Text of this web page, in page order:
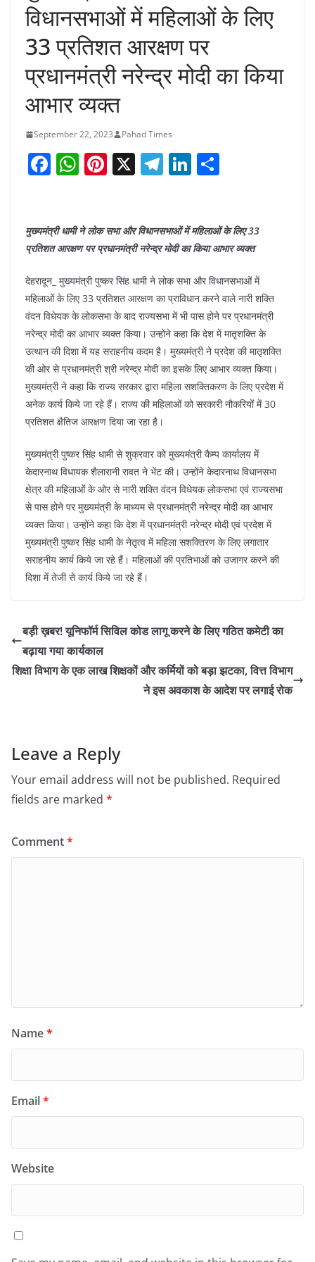
विधानसभाओं में महिलाओं के लिए
33 प्रतिशत आरक्षण पर
प्रधानमंत्री नरेन्द्र मोदी का किया
आभार व्यक्त
September 22, 2023 Pahad Times
F
e
b
o
o
k
W
s
A
p
p
Pi
e
st
X T
gr
a
m
Li
e
dI
n
e
मुख्यमंत्री धामी ने लोक सभा और विधानसभाओं में महिलाओं के लिए 33
प्रतिशत आरक्षण पर प्रधानमंत्री नरेन्द्र मोदी का किया आभार व्यक्त
देहरादून_ मुख्यमंत्री पुष्कर सिंह धामी ने लोक सभा और विधानसभाओं में
महिलाओं के लिए 33 प्रतिशत आरक्षण का प्राविधान करने वाले नारी शक्ति
वंदन विधेयक के लोकसभा के बाद राज्यसभा में भी पास होने पर प्रधानमंत्री
नरेन्द्र मोदी का आभार व्यक्त किया। उन्होंने कहा कि देश में मातृशक्ति के
उत्थान की दिशा में यह सराहनीय कदम है। मुख्यमंत्री ने प्रदेश की मातृशक्ति
की ओर से प्रधानमंत्री श्री नरेन्द्र मोदी का इसके लिए आभार व्यक्त किया।
मुख्यमंत्री ने कहा कि राज्य सरकार द्वारा महिला सशक्तिकरण के लिए प्रदेश में
अनेक कार्य किये जा रहे हैं। राज्य की महिलाओं को सरकारी नौकरियों में 30
प्रतिशत क्षैतिज आरक्षण दिया जा रहा है।
मुख्यमंत्री पुष्कर सिंह धामी से शुक्रवार को मुख्यमंत्री कैम्प कार्यालय में
केदारनाथ विधायक शैलारानी रावत ने भेंट की। उन्होंने केदारनाथ विधानसभा
क्षेत्र की महिलाओं के ओर से नारी शक्ति वंदन विधेयक लोकसभा एवं राज्यसभा
से पास होने पर मुख्यमंत्री के माध्यम से प्रधानमंत्री नरेन्द्र मोदी का आभार
व्यक्त किया। उन्होंने कहा कि देश में प्रधानमंत्री नरेन्द्र मोदी एवं प्रदेश में
मुख्यमंत्री पुष्कर सिंह धामी के नेतृत्व में महिला सशक्तिरण के लिए लगातार
सराहनीय कार्य किये जा रहे हैं। महिलाओं की प्रतिभाओं को उजागर करने की
दिशा में तेजी से कार्य किये जा रहे हैं।
बड़ी ख़बर! यूनिफॉर्म सिविल कोड लागू करने के लिए गठित कमेटी का
बढ़ाया गया कार्यकाल
शिक्षा विभाग के एक लाख शिक्षकों और कर्मियों को बड़ा झटका, वित्त विभाग
ने इस अवकाश के आदेश पर लगाई रोक
Leave a Reply
Your email address will not be published. Required
fields are marked *
Comment*
Name*
Email*
Website